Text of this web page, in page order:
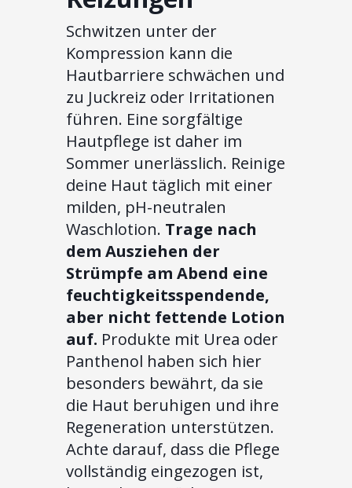
Schwitzen unter der
Kompression kann die
Hautbarriere schwächen und
zu Juckreiz oder Irritationen
führen. Eine sorgfältige
Hautpflege ist daher im
Sommer unerlässlich. Reinige
deine Haut täglich mit einer
milden, pH-neutralen
Waschlotion. Trage nach
dem Ausziehen der
Strümpfe am Abend eine
feuchtigkeitsspendende,
aber nicht fettende Lotion
auf. Produkte mit Urea oder
Panthenol haben sich hier
besonders bewährt, da sie
die Haut beruhigen und ihre
Regeneration unterstützen.
Achte darauf, dass die Pflege
vollständig eingezogen ist,